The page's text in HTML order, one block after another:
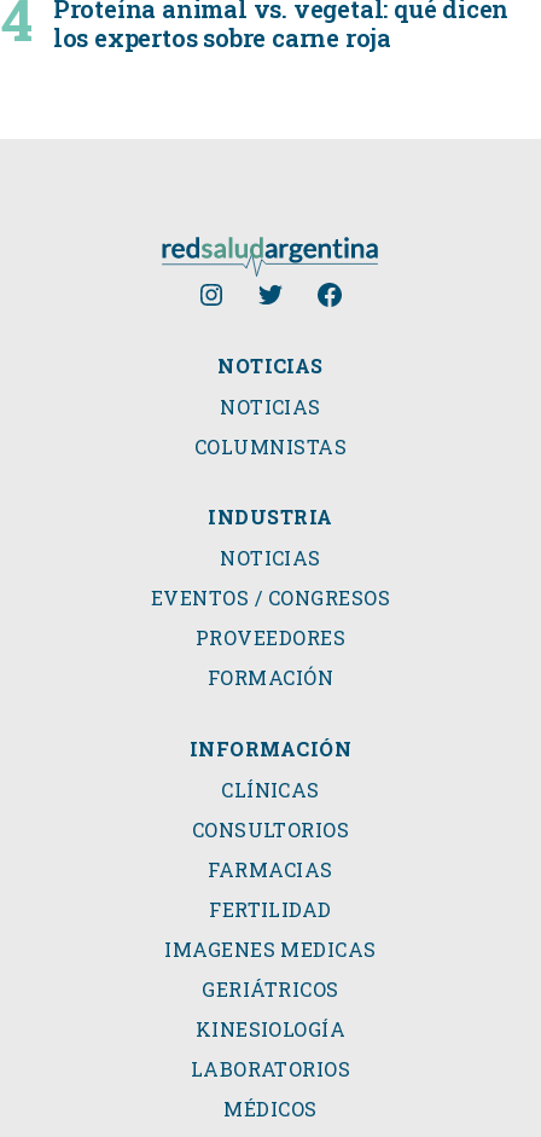
Proteína animal vs. vegetal: qué dicen
los expertos sobre carne roja
NOTICIAS
NOTICIAS
COLUMNISTAS
INDUSTRIA
NOTICIAS
EVENTOS / CONGRESOS
PROVEEDORES
FORMACIÓN
INFORMACIÓN
CLÍNICAS
CONSULTORIOS
FARMACIAS
FERTILIDAD
IMAGENES MEDICAS
GERIÁTRICOS
KINESIOLOGÍA
LABORATORIOS
MÉDICOS